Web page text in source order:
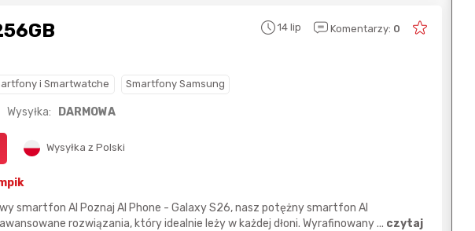
14 lip Komentarzy: 0
i Smartwatche Smartfony Samsung
Wysyłka: DARMOWA
Wysyłka z Polski
smartfon AI Poznaj AI Phone - Galaxy S26, nasz potężny smartfon AI
rozwiązania, który idealnie leży w każdej dłoni. Wyrafinowany ... czytaj
Allegro 150zł
Lestat